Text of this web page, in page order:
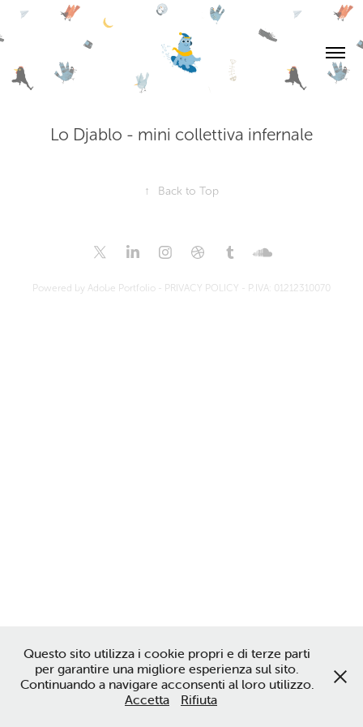
Lo Djablo - mini collettiva infernale
↑ Back to Top
Powered by Adobe Portfolio - PRIVACY POLICY - P.IVA: 01212310070
Questo sito utilizza i cookie propri e di terze parti
per garantire una migliore esperienza sul sito.
Continuando a navigare acconsenti al loro utilizzo.
Accetta
Rifiuta